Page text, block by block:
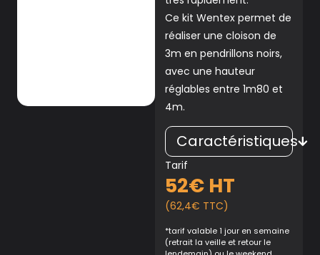
Ce kit Wentex permet de
réaliser une cloison de
3m en pendrillons noirs,
avec une hauteur
réglables entre 1m80 et
4m.
Caractéristiques
Tarif
52€ HT
(62,4€ TTC)
*tarif valable 1 jour en semaine
(retrait la veille et retour le